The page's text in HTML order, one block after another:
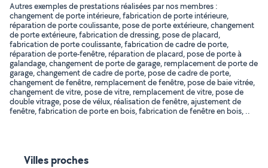
Autres exemples de prestations réalisées par nos membres :
changement de porte intérieure, fabrication de porte intérieure,
réparation de porte coulissante, pose de porte extérieure, changement
de porte extérieure, fabrication de dressing, pose de placard,
fabrication de porte coulissante, fabrication de cadre de porte,
réparation de porte-fenêtre, réparation de placard, pose de porte à
galandage, changement de porte de garage, remplacement de porte de
garage, changement de cadre de porte, pose de cadre de porte,
changement de fenêtre, remplacement de fenêtre, pose de baie vitrée,
changement de vitre, pose de vitre, remplacement de vitre, pose de
double vitrage, pose de vélux, réalisation de fenêtre, ajustement de
fenêtre, fabrication de porte en bois, fabrication de fenêtre en bois, ..
Villes proches